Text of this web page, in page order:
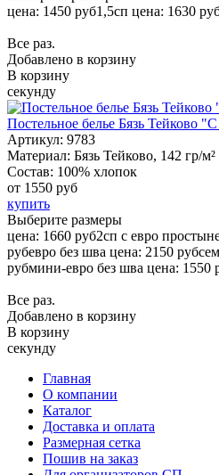
цена: 1450 руб1,5сп цена: 1630
Все раз.
Добавлено в корзину
В корзину
секунду
Постельное белье Бязь Тейково
Артикул: 9783
Материал: Бязь Тейково, 142 гр/м²
Состав: 100% хлопок
от 1550 руб
купить
Выберите размеры
цена: 1660 руб2сп с евро
рубевро без шва цена: 2150 руб
рубмини-евро без шва цена: 1550
Все раз.
Добавлено в корзину
В корзину
секунду
Главная
О компании
Каталог
Доставка и оплата
Размерная сетка
Пошив на заказ